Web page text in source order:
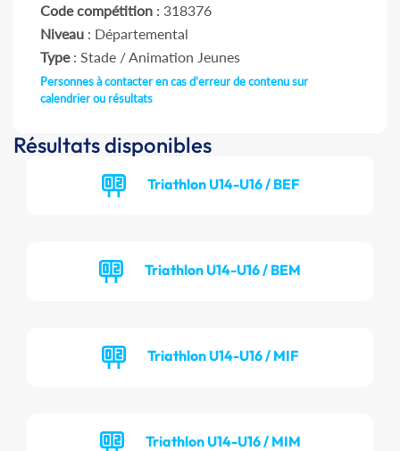
Code compétition : 318376
Niveau : Départemental
Type: Stade / Animation Jeunes
Personnes à contacter en cas d'erreur de contenu sur
calendrier ou résultats
Résultats disponibles
Triathlon U14-U16 / BEF
Triathlon U14-U16 / BEM
Triathlon U14-U16 / MIF
Triathlon U14-U16 / MIM